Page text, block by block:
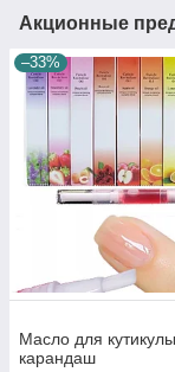
Акционные
–33%
Масло для кутикулы
карандаш